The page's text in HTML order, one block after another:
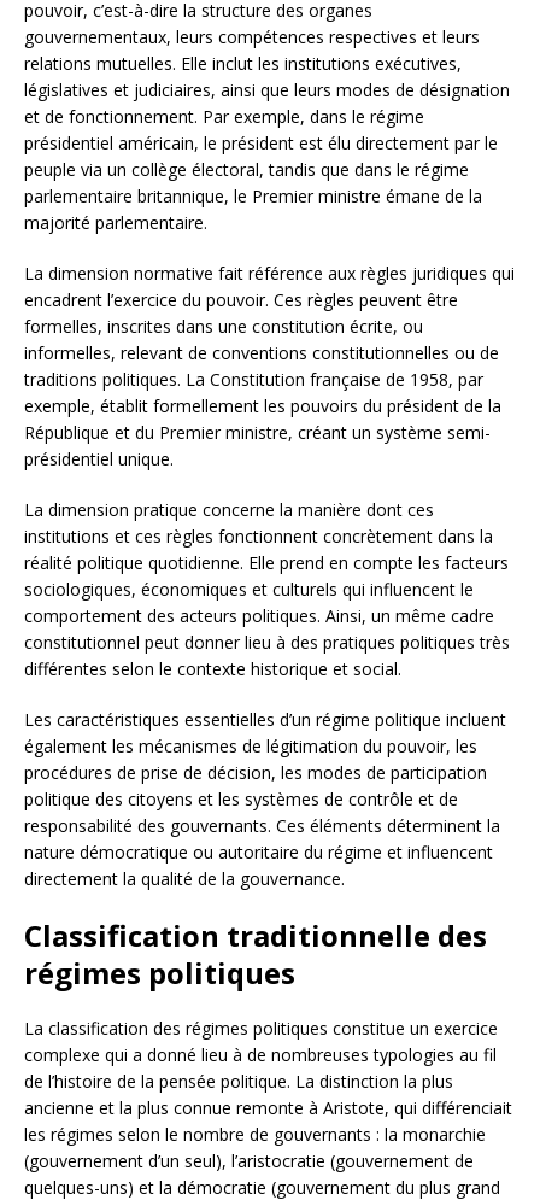
pouvoir, c’est-à-dire la structure des organes
gouvernementaux, leurs compétences respectives et leurs
relations mutuelles. Elle inclut les institutions exécutives,
législatives et judiciaires, ainsi que leurs modes de désignation
et de fonctionnement. Par exemple, dans le régime
présidentiel américain, le président est élu directement par le
peuple via un collège électoral, tandis que dans le régime
parlementaire britannique, le Premier ministre émane de la
majorité parlementaire.
La dimension normative fait référence aux règles juridiques qui
encadrent l’exercice du pouvoir. Ces règles peuvent être
formelles, inscrites dans une constitution écrite, ou
informelles, relevant de conventions constitutionnelles ou de
traditions politiques. La Constitution française de 1958, par
exemple, établit formellement les pouvoirs du président de la
République et du Premier ministre, créant un système semi-
présidentiel unique.
La dimension pratique concerne la manière dont ces
institutions et ces règles fonctionnent concrètement dans la
réalité politique quotidienne. Elle prend en compte les facteurs
sociologiques, économiques et culturels qui influencent le
comportement des acteurs politiques. Ainsi, un même cadre
constitutionnel peut donner lieu à des pratiques politiques très
différentes selon le contexte historique et social.
Les caractéristiques essentielles d’un régime politique incluent
également les mécanismes de légitimation du pouvoir, les
procédures de prise de décision, les modes de participation
politique des citoyens et les systèmes de contrôle et de
responsabilité des gouvernants. Ces éléments déterminent la
nature démocratique ou autoritaire du régime et influencent
directement la qualité de la gouvernance.
Classification traditionnelle des
régimes politiques
La classification des régimes politiques constitue un exercice
complexe qui a donné lieu à de nombreuses typologies au fil
de l’histoire de la pensée politique. La distinction la plus
ancienne et la plus connue remonte à Aristote, qui différenciait
les régimes selon le nombre de gouvernants : la monarchie
(gouvernement d’un seul), l’aristocratie (gouvernement de
quelques-uns) et la démocratie (gouvernement du plus grand